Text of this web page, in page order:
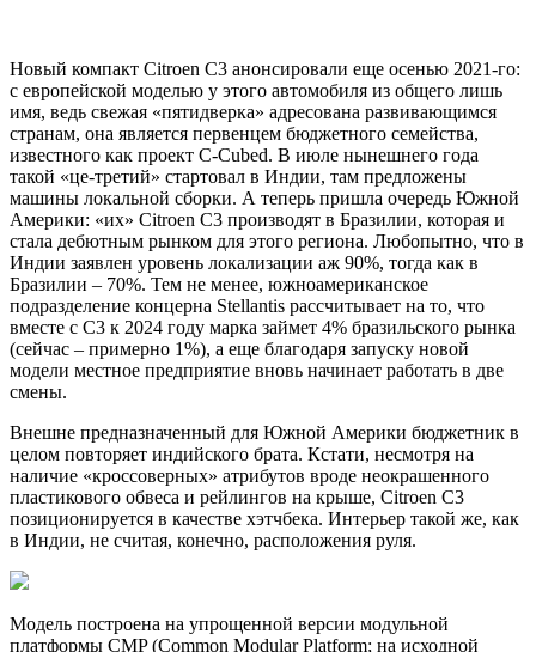
Новый компакт Citroen C3 анонсировали еще осенью 2021-го:
с европейской моделью у этого автомобиля из общего лишь
имя, ведь свежая «пятидверка» адресована развивающимся
странам, она является первенцем бюджетного семейства,
известного как проект C-Cubed. В июле нынешнего года
такой «це-третий» стартовал в Индии, там предложены
машины локальной сборки. А теперь пришла очередь Южной
Америки: «их» Citroen C3 производят в Бразилии, которая и
стала дебютным рынком для этого региона. Любопытно, что в
Индии заявлен уровень локализации аж 90%, тогда как в
Бразилии – 70%. Тем не менее, южноамериканское
подразделение концерна Stellantis рассчитывает на то, что
вместе с C3 к 2024 году марка займет 4% бразильского рынка
(сейчас – примерно 1%), а еще благодаря запуску новой
модели местное предприятие вновь начинает работать в две
смены.
Внешне предназначенный для Южной Америки бюджетник в
целом повторяет индийского брата. Кстати, несмотря на
наличие «кроссоверных» атрибутов вроде неокрашенного
пластикового обвеса и рейлингов на крыше, Citroen C3
позиционируется в качестве хэтчбека. Интерьер такой же, как
в Индии, не считая, конечно, расположения руля.
Модель построена на упрощенной версии модульной
платформы CMP (Common Modular Platform; на исходной